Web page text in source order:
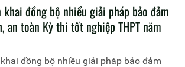
đồng bộ nhiều giải pháp bảo đảm
an toàn Kỳ thi tốt nghiệp THPT năm
đồng bộ nhiều giải pháp bảo đảm